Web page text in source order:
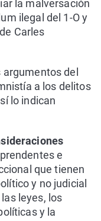
la malversación
ilegal del 1-O y
Carles
del
a los delitos
lo indican
e
que tienen
y no judicial
leyes, los
y la